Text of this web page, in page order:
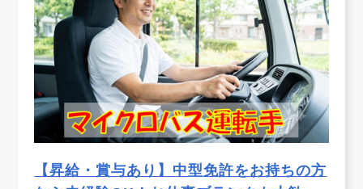
【昇給・賞与あり】中型免許をお持ちの方